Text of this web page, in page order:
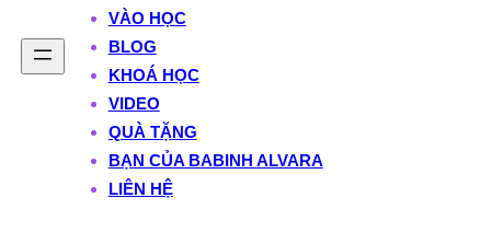
VÀO HỌC
BLOG
KHOÁ HỌC
VIDEO
QUÀ TẶNG
BẠN CỦA BABINH ALVARA
LIÊN HỆ